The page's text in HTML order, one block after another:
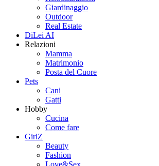
Giardinaggio
Outdoor
Real Estate
DiLei AI
Relazioni
Mamma
Matrimonio
Posta del Cuore
Pets
Cani
Gatti
Hobby
Cucina
Come fare
GirlZ
Beauty
Fashion
Love&Sex